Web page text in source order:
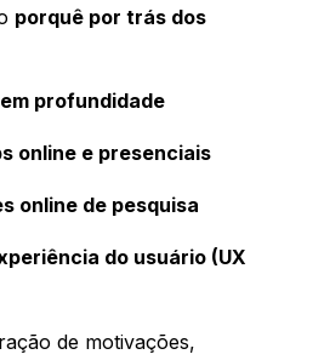
porquê por trás dos
profundidade
online e presenciais
online de pesquisa
do usuário (UX
de motivações,